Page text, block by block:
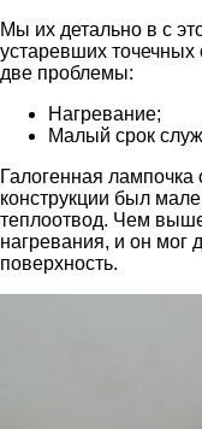
Мы их детально в с
устаревших
две проблемы:
Нагревание;
Малый срок
Галогенная лампочка
конструкции был
теплоотвод. Чем
нагревания, и он мог
поверхность.